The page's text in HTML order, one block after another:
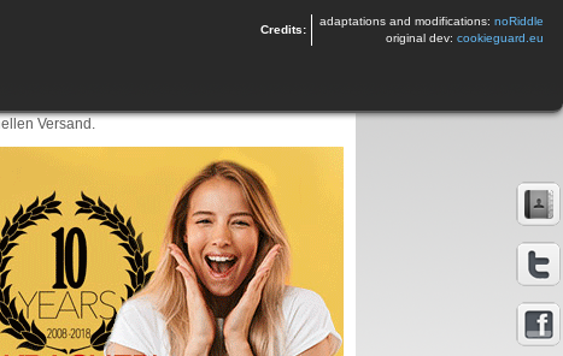
Credits:
adaptations and modifications: noRiddle
original dev: cookieguard.eu
Versand.